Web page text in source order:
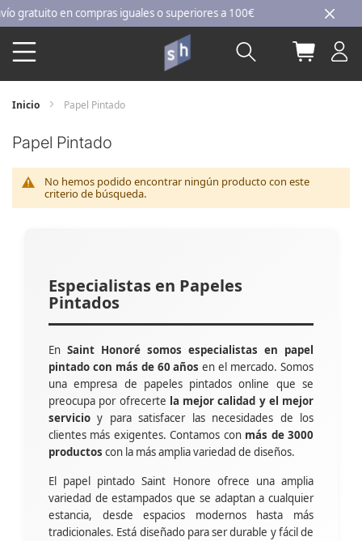
Ir
al
contenido
en compras iguales o superiores a 100€
Buscar Mi
Inicio Papel Pintado
Papel Pintado
No hemos podido encontrar ningún producto con este
criterio de búsqueda.
Especialistas en Papeles
Pintados
En Saint Honoré somos especialistas en papel
pintado con más de 60 años en el mercado. Somos
una empresa de papeles pintados online que se
preocupa por ofrecerte la mejor calidad y el mejor
servicio y para satisfacer las necesidades de los
clientes más exigentes. Contamos con más de 3000
productos con la más amplia variedad de diseños.
El papel pintado Saint Honore ofrece una amplia
variedad de estampados que se adaptan a cualquier
estancia, desde espacios modernos hasta más
tradicionales. Está diseñado para ser durable y fácil de